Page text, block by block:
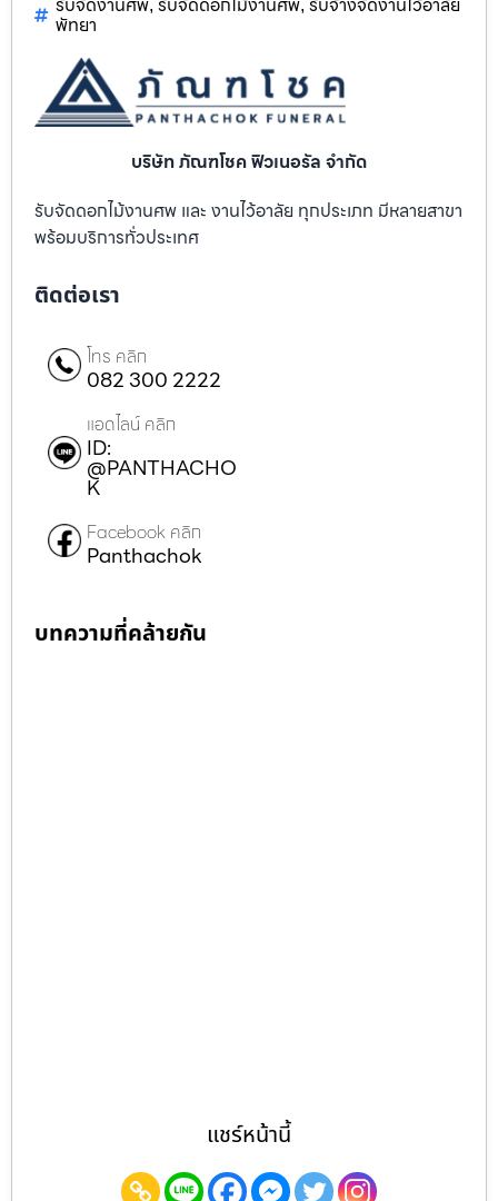
, ,
พัทยา
บริษัท ภัณฑโชค ฟิวเนอรัล จำกัด
รับจัดดอกไม้งานศพ และ งานไว้อาลัย ทุกประเภท มีหลายสาขา
พร้อมบริการทั่วประเทศ
ติดต่อเรา
โทร คลิก
082 300 2222
แอดไลน์ คลิก
ID:
@PANTHACHO
K
Facebook คลิก
Panthachok
บทความที่คล้ายกัน
แชร์หน้านี้